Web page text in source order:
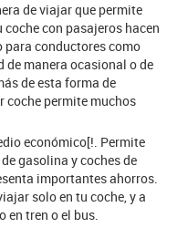
de viajar que permite
con pasajeros hacen
conductores como
manera ocasional o de
de esta forma de
coche permite muchos
económico[!. Permite
gasolina y coches de
importantes ahorros.
solo en tu coche, y a
en tren o el bus.